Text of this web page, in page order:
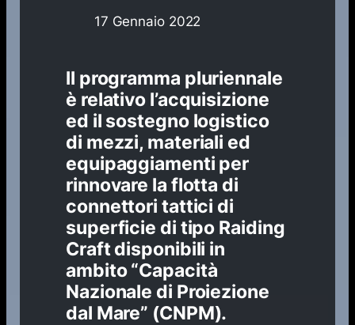
17 Gennaio 2022
ll programma pluriennale
è relativo l’acquisizione
ed il sostegno logistico
di mezzi, materiali ed
equipaggiamenti per
rinnovare la flotta di
connettori tattici di
superficie di tipo Raiding
Craft disponibili in
ambito “Capacità
Nazionale di Proiezione
dal Mare” (CNPM).